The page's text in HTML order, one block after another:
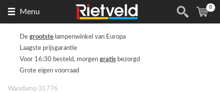
Menu
de
(
0
De grootste lampenwinkel van Europa
Laagste prijsgarantie
Voor 16:30 besteld, morgen gratis bezorgd
Grote eigen voorraad
Wandlamp 31776